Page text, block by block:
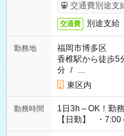
交通費別途支
交通費 別途支給
勤務地
福岡市博多区
香椎駅から徒歩5
分 / …
東区内
勤務時間
1日3h～OK！勤
【日勤】 ・
～18:00 ・10:00